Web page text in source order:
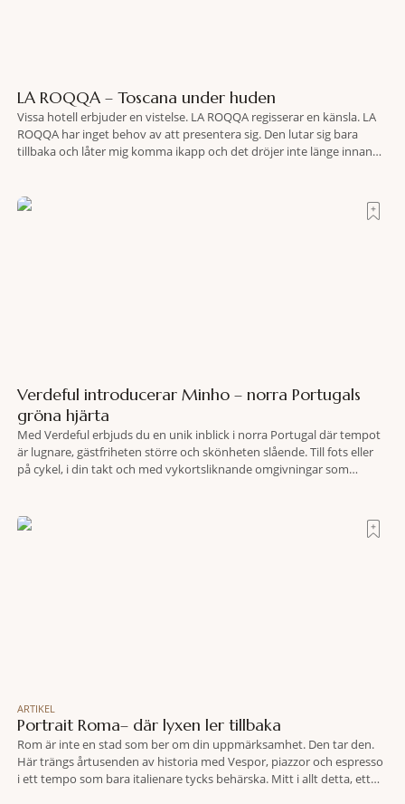
LA ROQQA – Toscana under huden
Vissa hotell erbjuder en vistelse. LA ROQQA regisserar en känsla. LA
ROQQA har inget behov av att presentera sig. Den lutar sig bara
tillbaka och låter mig komma ikapp och det dröjer inte länge innan
Verdeful introducerar Minho – norra Portugals
gröna hjärta
Med Verdeful erbjuds du en unik inblick i norra Portugal där tempot
är lugnare, gästfriheten större och skönheten slående. Till fots eller
på cykel, i din takt och med vykortsliknande omgivningar som
travel när det
ARTIKEL
Portrait Roma– där lyxen ler tillbaka
Rom är inte en stad som ber om din uppmärksamhet. Den tar den.
Här trängs årtusenden av historia med Vespor, piazzor och espresso
i ett tempo som bara italienare tycks behärska. Mitt i allt detta, ett